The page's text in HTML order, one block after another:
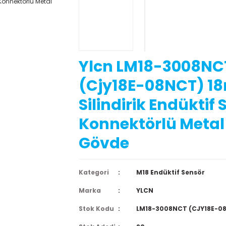
Ylcn LM18-
(Cjy18E-08NCT)
Silindirik Endüktif
Konnektörlü Metal
Gövde
Kategori M18 Endüktif Sensör
Marka YLCN
Stok Kodu LM18-3008NCT (CJY18E-